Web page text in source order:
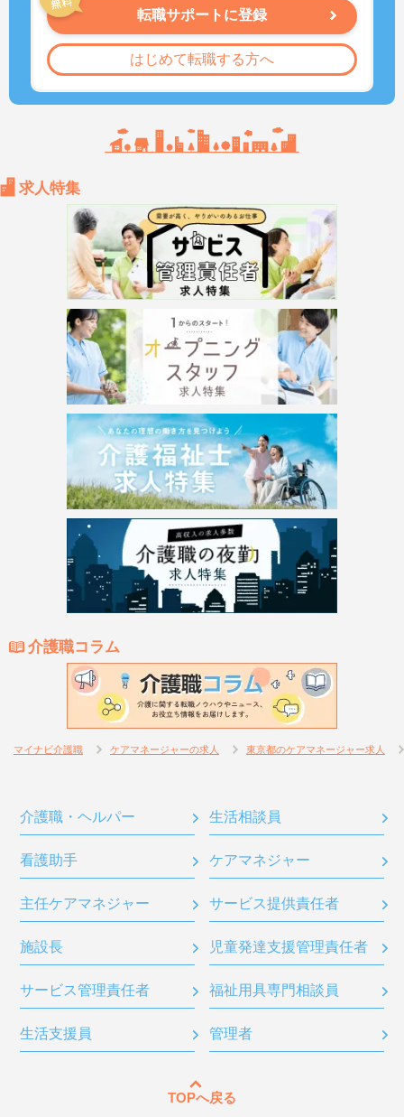
転職サポートに登録
はじめて転職する方へ
求人特集
介護職コラム
マイナビ介護職 ケアマネージャーの求人 東京都のケアマネージャー求人
介護職・ヘルパー 生活相談員
看護助手 ケアマネジャー
主任ケアマネジャー サービス提供責任者
施設長 児童発達支援管理責任者
サービス管理責任者 福祉用具専門相談員
生活支援員 管理者
TOPへ戻る